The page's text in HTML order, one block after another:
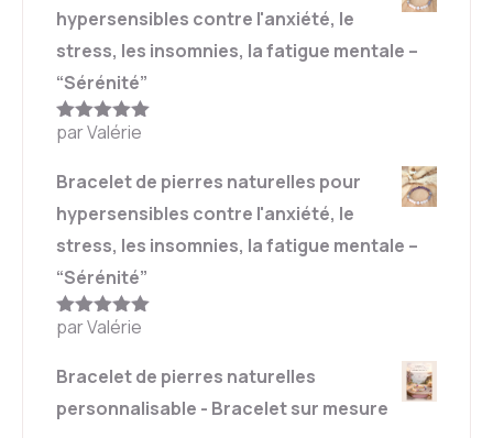
hypersensibles contre l'anxiété, le
stress, les insomnies, la fatigue mentale –
“Sérénité”
Note5 sur
par Valérie
Bracelet de pierres naturelles pour
hypersensibles contre l'anxiété, le
stress, les insomnies, la fatigue mentale –
“Sérénité”
Note5 sur
par Valérie
Bracelet de pierres naturelles
personnalisable - Bracelet sur mesure